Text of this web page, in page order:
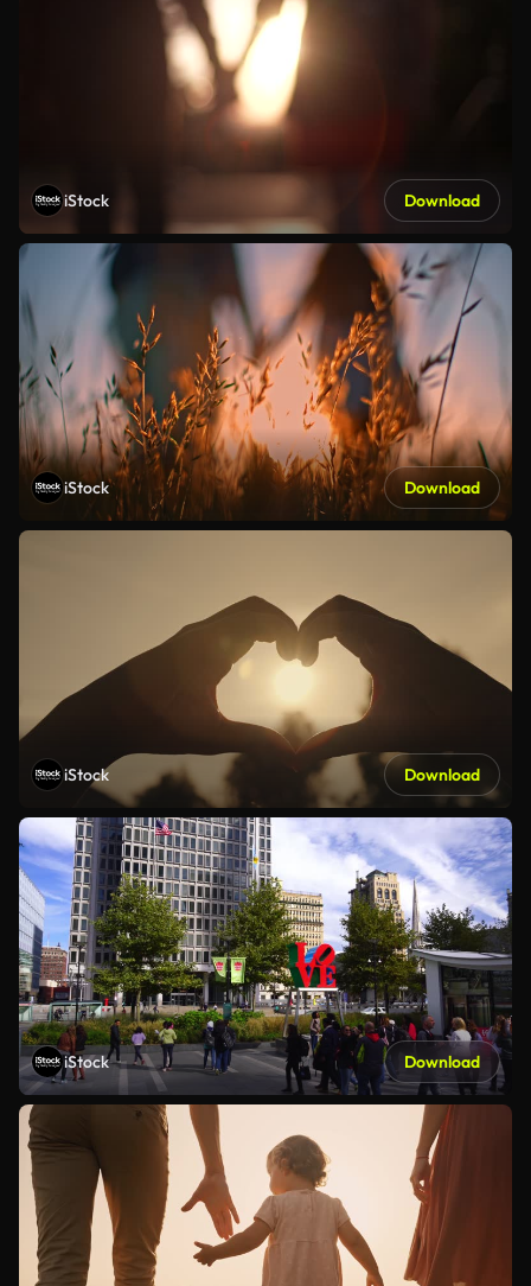
iStock Download
iStock Download
iStock Download
iStock Download